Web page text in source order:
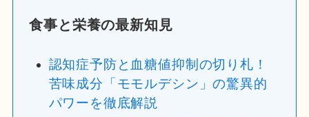
食事と栄養の最新知見
認知症予防と血糖値抑制の切り札！
苦味成分「モモルデシン」の驚異的
パワーを徹底解説